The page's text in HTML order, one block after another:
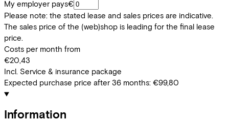
My employer pays€
Please note: the stated lease and sales prices are indicative.
The sales price of the (web)shop is leading for the final lease
price.
Costs per month from
€20,43
Incl. Service & insurance package
Expected purchase price after 36 months: €99,80
Information